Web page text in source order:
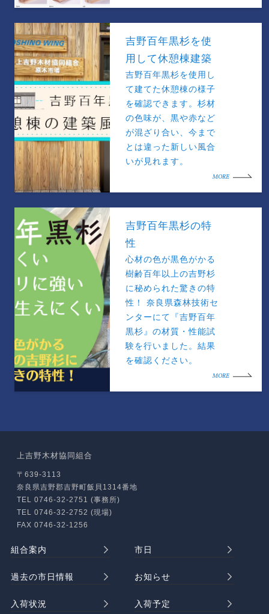
吉野百年黒杉を使
用して休憩棟建築
吉野百年黒杉を使用し
て建てた休憩棟の様子
を確認できます。杉材
の色味が、黒や赤など
が混ざり合い、今まで
とは違った新しい風合
いが見れます。
MORE
吉野百年黒杉の特
性
心材の色が黒色がかる
樹齢百年以上の吉野杉
に秘められた驚きの特
性！ 奈良県森林技術セ
ンターにて『吉野百年
黒杉』の材質・性能試
験を行いました。結果
を確認ください。
MORE
上吉野木材協同組合
〒639-3113
奈良県吉野郡吉野町飯貝1314番地
TEL 0746-32-2751 (事務所)
TEL 0746-32-2752 (現場)
FAX 0746-32-1256
組合案内 市日
過去の市日情報 お知らせ
入荷状況 入荷予定